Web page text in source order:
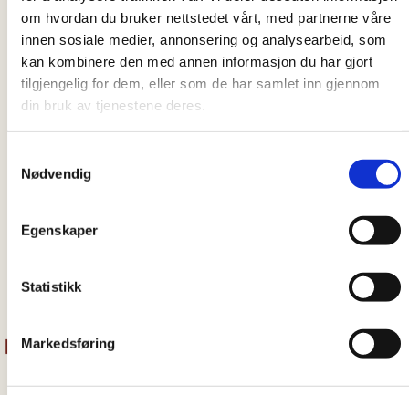
om hvordan du bruker nettstedet vårt, med partnerne våre
innen sosiale medier, annonsering og analysearbeid, som
kan kombinere den med annen informasjon du har gjort
tilgjengelig for dem, eller som de har samlet inn gjennom
din bruk av tjenestene deres.
Nødvendig
Egenskaper
Statistikk
Markedsføring
Sor Katharina
Pajchel
Miembro del
Consejo
Haakon Bleken
Consejo
Consejo
1